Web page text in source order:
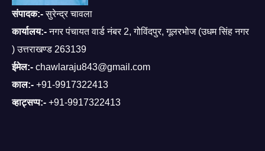
संपादक:-सुरेन्द्र चावला
कार्यालय:-नगर पंचायत वार्ड नंबर 2, गोविंदपुर, गूलरभोज (उधम सिंह नगर
) उत्तराखण्ड 263139
ईमेल:- chawlaraju843@gmail.com
काल:- +91-9917322413
व्हाट्सप्प:- +91-9917322413